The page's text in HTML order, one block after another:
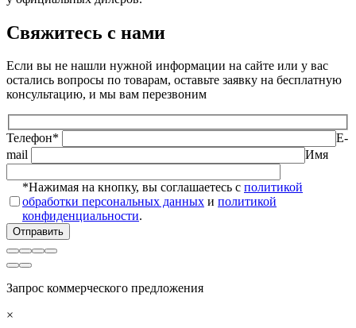
Свяжитесь с нами
Если вы не нашли нужной информации на сайте или у вас
остались вопросы по товарам, оставьте заявку на бесплатную
консультацию, и мы вам перезвоним
Телефон*
E-
mail
Имя
*Нажимая на кнопку, вы соглашаетесь с политикой
обработки персональных данных и политикой
конфиденциальности.
Запрос коммерческого предложения
×